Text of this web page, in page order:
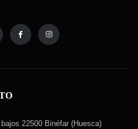
22500 Binéfar (Huesca)